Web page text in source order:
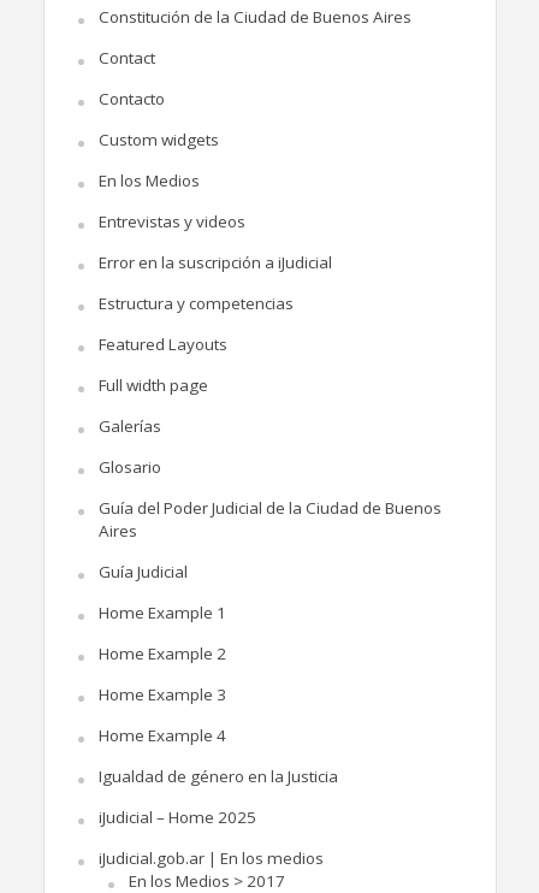
Constitución de la Ciudad de Buenos Aires
Contact
Contacto
Custom widgets
En los Medios
Entrevistas y videos
Error en la suscripción a iJudicial
Estructura y competencias
Featured Layouts
Full width page
Galerías
Glosario
Guía del Poder Judicial de la Ciudad de Buenos
Aires
Guía Judicial
Home Example 1
Home Example 2
Home Example 3
Home Example 4
Igualdad de género en la Justicia
iJudicial – Home 2025
iJudicial.gob.ar | En los medios
En los Medios > 2017